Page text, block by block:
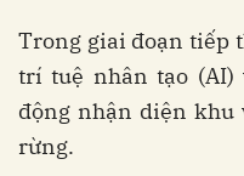
Trong giai đoạn tiếp
trí tuệ nhân tạo
động nhận diện khu
rừng.